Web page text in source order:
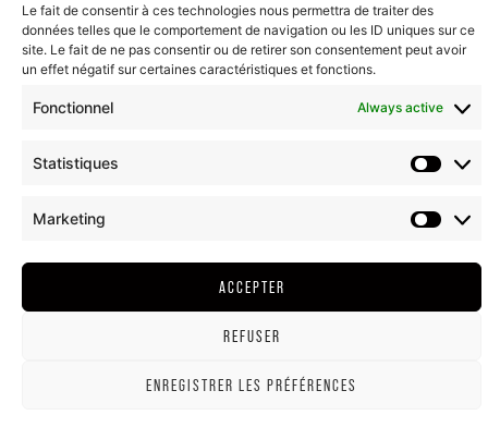
Le fait de consentir à ces technologies nous permettra de traiter des
données telles que le comportement de navigation ou les ID uniques sur ce
site. Le fait de ne pas consentir ou de retirer son consentement peut avoir
un effet négatif sur certaines caractéristiques et fonctions.
Fonctionnel Always active
Statistiques
Marketing
ACCEPTER
REFUSER
ENREGISTRER LES PRÉFÉRENCES
HEADQUARTERS & SHOP
208 rue de Lancié
71570 Romanèche-Thorins
COOKIE POLICY (EU)
ALCOHOL ABUSE IS DANGEROUS FOR YOUR HEALTH, CONSUME IN MODERATION